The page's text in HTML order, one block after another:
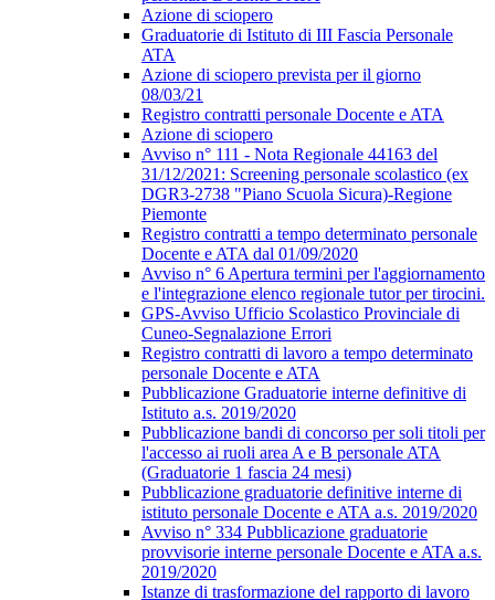
Azione di sciopero
Graduatorie di Istituto di III Fascia Personale
ATA
Azione di sciopero prevista per il giorno
08/03/21
Registro contratti personale Docente e ATA
Azione di sciopero
Avviso n° 111 - Nota Regionale 44163 del
31/12/2021: Screening personale scolastico (ex
DGR3-2738 "Piano Scuola Sicura)-Regione
Piemonte
Registro contratti a tempo determinato personale
Docente e ATA dal 01/09/2020
Avviso n° 6 Apertura termini per l'aggiornamento
e l'integrazione elenco regionale tutor per tirocini.
GPS-Avviso Ufficio Scolastico Provinciale di
Cuneo-Segnalazione Errori
Registro contratti di lavoro a tempo determinato
personale Docente e ATA
Pubblicazione Graduatorie interne definitive di
Istituto a.s. 2019/2020
Pubblicazione bandi di concorso per soli titoli per
l'accesso ai ruoli area A e B personale ATA
(Graduatorie 1 fascia 24 mesi)
Pubblicazione graduatorie definitive interne di
istituto personale Docente e ATA a.s. 2019/2020
Avviso n° 334 Pubblicazione graduatorie
provvisorie interne personale Docente e ATA a.s.
2019/2020
Istanze di trasformazione del rapporto di lavoro